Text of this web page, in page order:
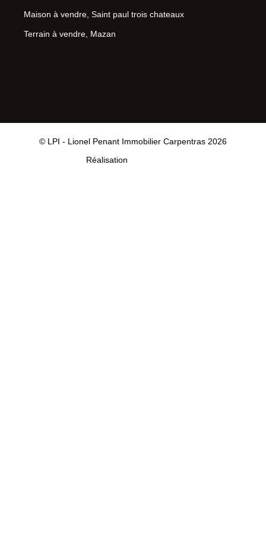
Maison à vendre, Saint paul trois chateaux
Terrain à vendre, Mazan
© LPI - Lionel Penant Immobilier Carpentras 2026
Réalisation